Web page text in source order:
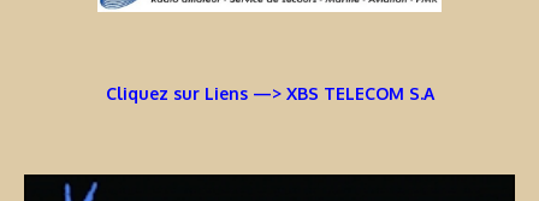
Cliquez sur Liens —> XBS TELECOM S.A